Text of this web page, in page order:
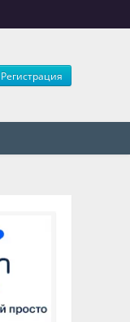
Регистрация